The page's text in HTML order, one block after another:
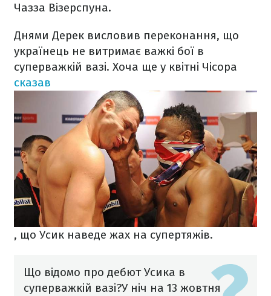
Чазза Візерспуна.
Днями Дерек висловив переконання, що
українець не витримає важкі бої в
суперважкій вазі. Хоча ще у квітні Чісора
сказав
, що Усик наведе жах на супертяжів.
Що відомо про дебют Усика в
суперважкій вазі?У ніч на 13 жовтня